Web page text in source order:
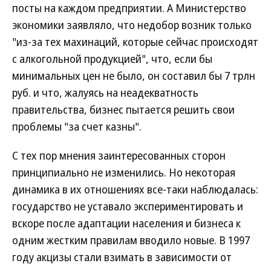
посты на каждом предприятии. А Министерство
экономики заявляло, что недобор возник только
"из-за тех махинаций, которые сейчас происходят
с алкогольной продукцией", что, если бы
минимальных цен не было, он составил бы 7 трлн
руб. и что, жалуясь на неадекватность
правительства, бизнес пытается решить свои
проблемы "за счет казны".
С тех пор мнения заинтересованных сторон
принципиально не изменились. Но некоторая
динамика в их отношениях все-таки наблюдалась:
государство не уставало экспериментировать и
вскоре после адаптации населения и бизнеса к
одним жестким правилам вводило новые. В 1997
году акцизы стали взимать в зависимости от